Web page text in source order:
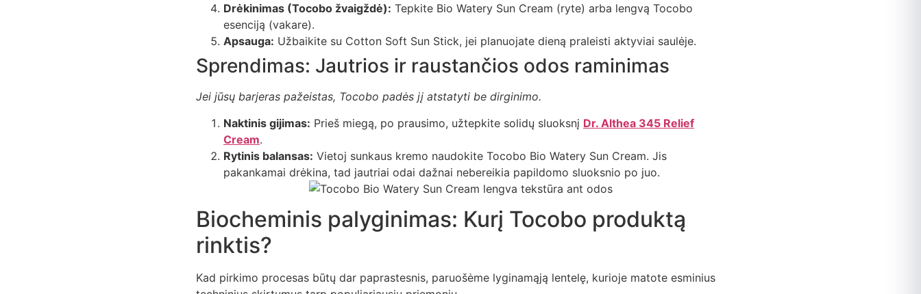
Drėkinimas (Tocobo žvaigždė): Tepkite Bio Watery Sun Cream (ryte) arba lengvą Tocobo
esenciją (vakare).
Apsauga: Užbaikite su Cotton Soft Sun Stick, jei planuojate dieną praleisti aktyviai saulėje.
Sprendimas: Jautrios ir raustančios odos raminimas
Jei jūsų barjeras pažeistas, Tocobo padės jį atstatyti be dirginimo.
Naktinis gijimas: Prieš miegą, po prausimo, užtepkite solidų sluoksnį Dr. Althea 345 Relief
Cream.
Rytinis balansas: Vietoj sunkaus kremo naudokite Tocobo Bio Watery Sun Cream. Jis
pakankamai drėkina, tad jautriai odai dažnai nebereikia papildomo sluoksnio po juo.
Biocheminis palyginimas: Kurį Tocobo produktą
rinktis?
Kad pirkimo procesas būtų dar paprastesnis, paruošėme lyginamąją lentelę, kurioje matote esminius